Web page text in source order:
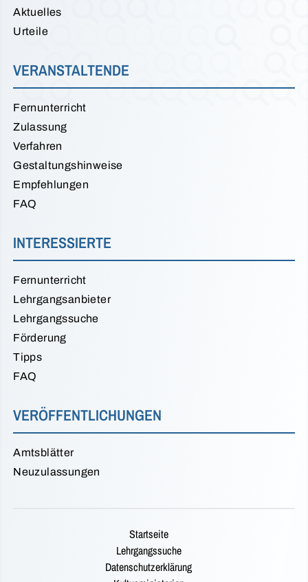
Aktuelles
Urteile
VERANSTALTENDE
Fernunterricht
Zulassung
Verfahren
Gestaltungshinweise
Empfehlungen
FAQ
INTERESSIERTE
Fernunterricht
Lehrgangsanbieter
Lehrgangssuche
Förderung
Tipps
FAQ
VERÖFFENTLICHUNGEN
Amtsblätter
Neuzulassungen
Startseite
Lehrgangssuche
Datenschutzerklärung